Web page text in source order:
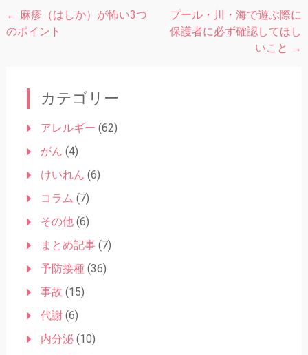
投
稿
← 麻疹（はしか）が怖い3つ
のポイント
プール・川・海で遊ぶ際に
保護者に必ず確認してほし
いこと →
カテゴリー
アレルギー (62)
がん (4)
けいれん (6)
コラム (7)
その他(6)
まとめ記事(7)
予防接種(36)
事故 (15)
代謝(6)
内分泌(10)